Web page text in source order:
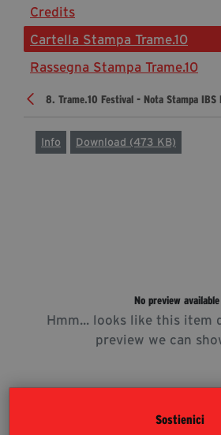
Sostienici
Diventa Partner
Sostienici
Fondazione Trame
La fondazione 2025
Contatti
info@tramefestival.it
8. Trame.10 Festival - Nota Stampa IBS
Info Download (473 KB)
No preview available
Hmm... looks like this item
preview we can
Credits
Cartella Stampa Trame.10
Rassegna Stampa Trame.10